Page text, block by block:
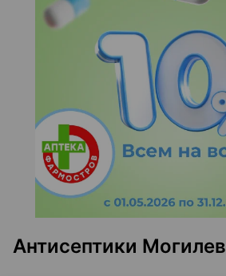
Антисептики Могилев